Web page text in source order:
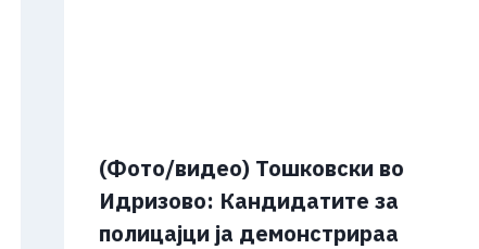
(Фото/видео) Тошковски во
Идризово: Кандидатите за
полицајци ја демонстрираа